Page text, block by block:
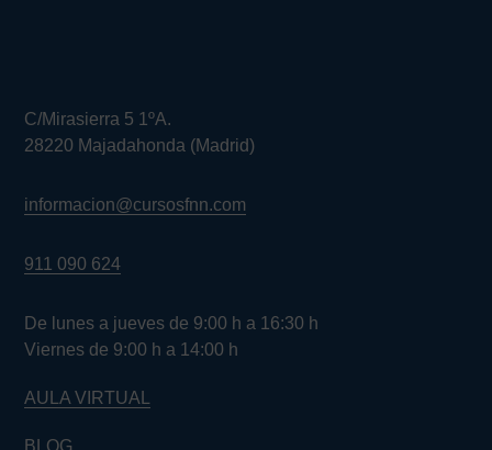
C/Mirasierra 5 1ºA.
28220 Majadahonda (Madrid)
informacion@cursosfnn.com
911 090 624
De lunes a jueves de 9:00 h a 16:30 h
Viernes de 9:00 h a 14:00 h
AULA VIRTUAL